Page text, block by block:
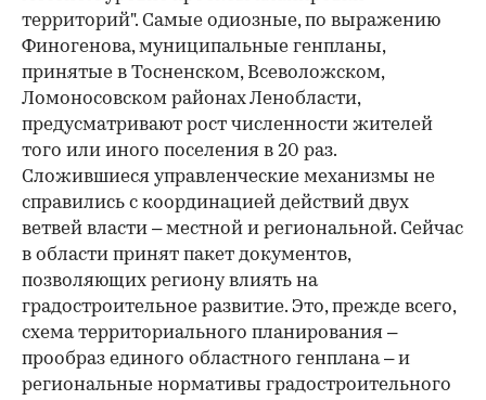
территорий". Самые одиозные, по выражению
Финогенова, муниципальные генпланы,
принятые в Тосненском, Всеволожском,
Ломоносовском районах Ленобласти,
предусматривают рост численности жителей
того или иного поселения в 20 раз.
Сложившиеся управленческие механизмы не
справились с координацией действий двух
ветвей власти – местной и региональной. Сейчас
в области принят пакет документов,
позволяющих региону влиять на
градостроительное развитие. Это, прежде всего,
схема территориального планирования –
прообраз единого областного генплана – и
региональные нормативы градостроительного